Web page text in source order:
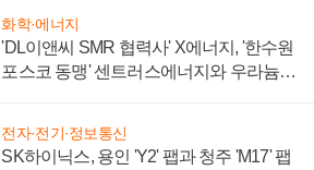
화학·에너지
'DL이앤씨 SMR 협력사' X에너지, '한수원
포스코 동맹' 센트러스에너지와 우라늄
전자·전기·정보통신
SK하이닉스, 용인 'Y2' 팹과 청주 'M17' 팹